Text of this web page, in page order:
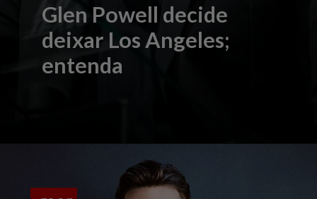
Glen Powell decide
deixar Los Angeles;
entenda